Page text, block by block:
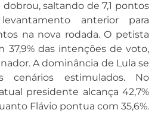
saltando de 7,1 pontos
anterior para
na nova rodada. O petista
37,9% das intenções de voto,
A dominância de Lula se
cenários estimulados. No
presidente alcança 42,7%
Flávio pontua com 35,6%.